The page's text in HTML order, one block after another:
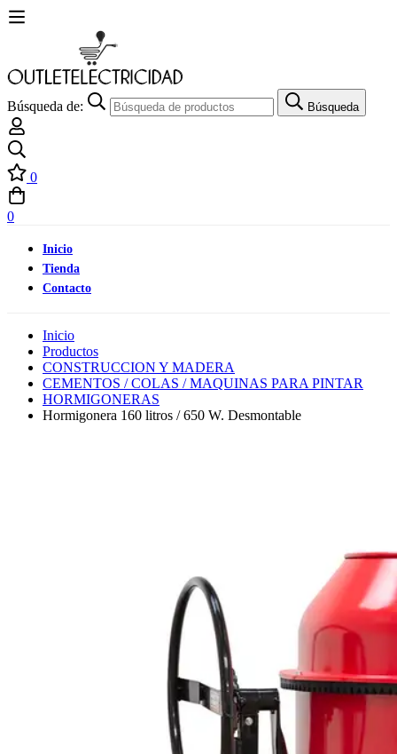
Búsqueda de: Búsqueda
0
0
Inicio
Tienda
Contacto
Inicio
Productos
CONSTRUCCION Y MADERA
CEMENTOS / COLAS / MAQUINAS PARA PINTAR
HORMIGONERAS
Hormigonera 160 litros / 650 W. Desmontable